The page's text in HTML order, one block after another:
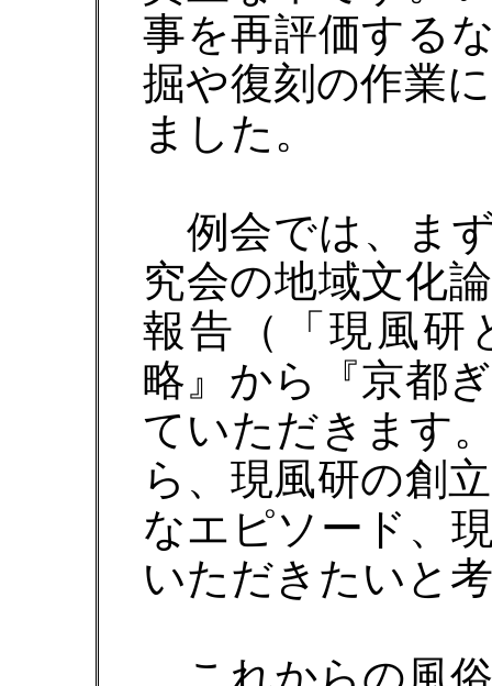
事を再評価する
掘や復刻の作業
ました。
例会では、ま
究会の地域文化
報告（「現風研
略』から『京都
ていただきます
ら、現風研の創
なエピソード、
いただきたいと